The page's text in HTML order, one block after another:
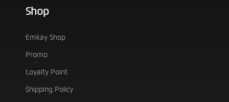
Shop
Emkay Shop
Promo
Loyalty Point
Shipping Policy